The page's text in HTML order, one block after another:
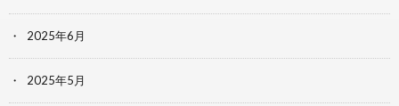
2025年6月
2025年5月